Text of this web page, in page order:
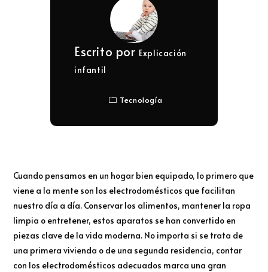
Escrito por Explicación
infantil
Tecnología
Cuando pensamos en un hogar bien equipado, lo primero que
viene a la mente son los electrodomésticos que facilitan
nuestro día a día. Conservar los alimentos, mantener la ropa
limpia o entretener, estos aparatos se han convertido en
piezas clave de la vida moderna. No importa si se trata de
una primera vivienda o de una segunda residencia, contar
con los electrodomésticos adecuados marca una gran